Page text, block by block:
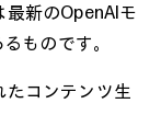
新のOpenAIモ
ものです。
たコンテンツ生